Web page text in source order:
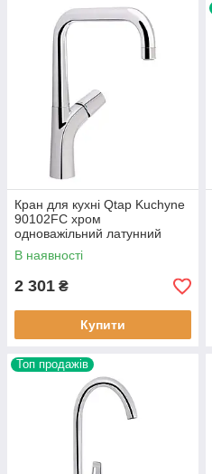
Кран для кухні Qtap Kuchyne
90102FC хром
одноважільний латунний
В наявності
2 301 ₴
Купити
Топ продажів